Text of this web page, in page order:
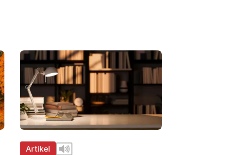
Artikel